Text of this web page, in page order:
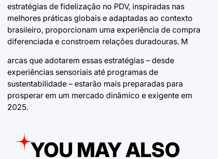
estratégias de fidelização no PDV, inspiradas nas
melhores práticas globais e adaptadas ao contexto
brasileiro, proporcionam uma experiência de compra
diferenciada e constroem relações duradouras. M
arcas que adotarem essas estratégias – desde
experiências sensoriais até programas de
sustentabilidade – estarão mais preparadas para
prosperar em um mercado dinâmico e exigente em
2025.
YOU MAY ALSO